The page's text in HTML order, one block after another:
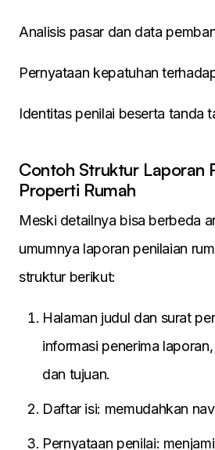
Analisis pasar dan data
Pernyataan kepatuhan
Identitas penilai beserta tanda
Contoh Struktur Laporan
Properti Rumah
Meski detailnya bisa berbeda
umumnya laporan penilaian
struktur berikut:
Halaman judul dan surat
informasi penerima
dan tujuan.
Daftar isi: memudahkan
Pernyataan penilai: